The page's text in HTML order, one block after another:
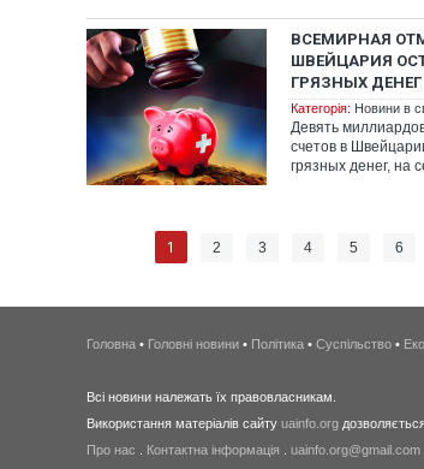
ВСЕМИРНАЯ
ШВЕЙЦАРИЯ
ГРЯЗНЫХ ДЕНЕГ
Категорія: Новини в
Девять
счетов в
грязных денег, на
1 2 3 4 5 6
Головна • Головні новини • Політика • Суспільство •
Всі новини належать їх правовласникам.
Використання матеріалів сайту uainfo.org
Про нас
Контактна інформація uainfo.org@gmail.com